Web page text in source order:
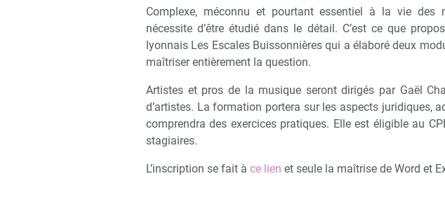
Complexe, méconnu et pourtant essentiel à la vie des
nécessite d’être étudié dans le détail. C’est ce que
lyonnais Les Escales Buissonnières qui a élaboré deux
maîtriser entièrement la question.
Artistes et pros de la musique seront dirigés par Gaël
d’artistes. La formation portera sur les aspects juridiques,
comprendra des exercices pratiques. Elle est éligible au
stagiaires.
L’inscription se fait à ce lien et seule la maîtrise de Word et